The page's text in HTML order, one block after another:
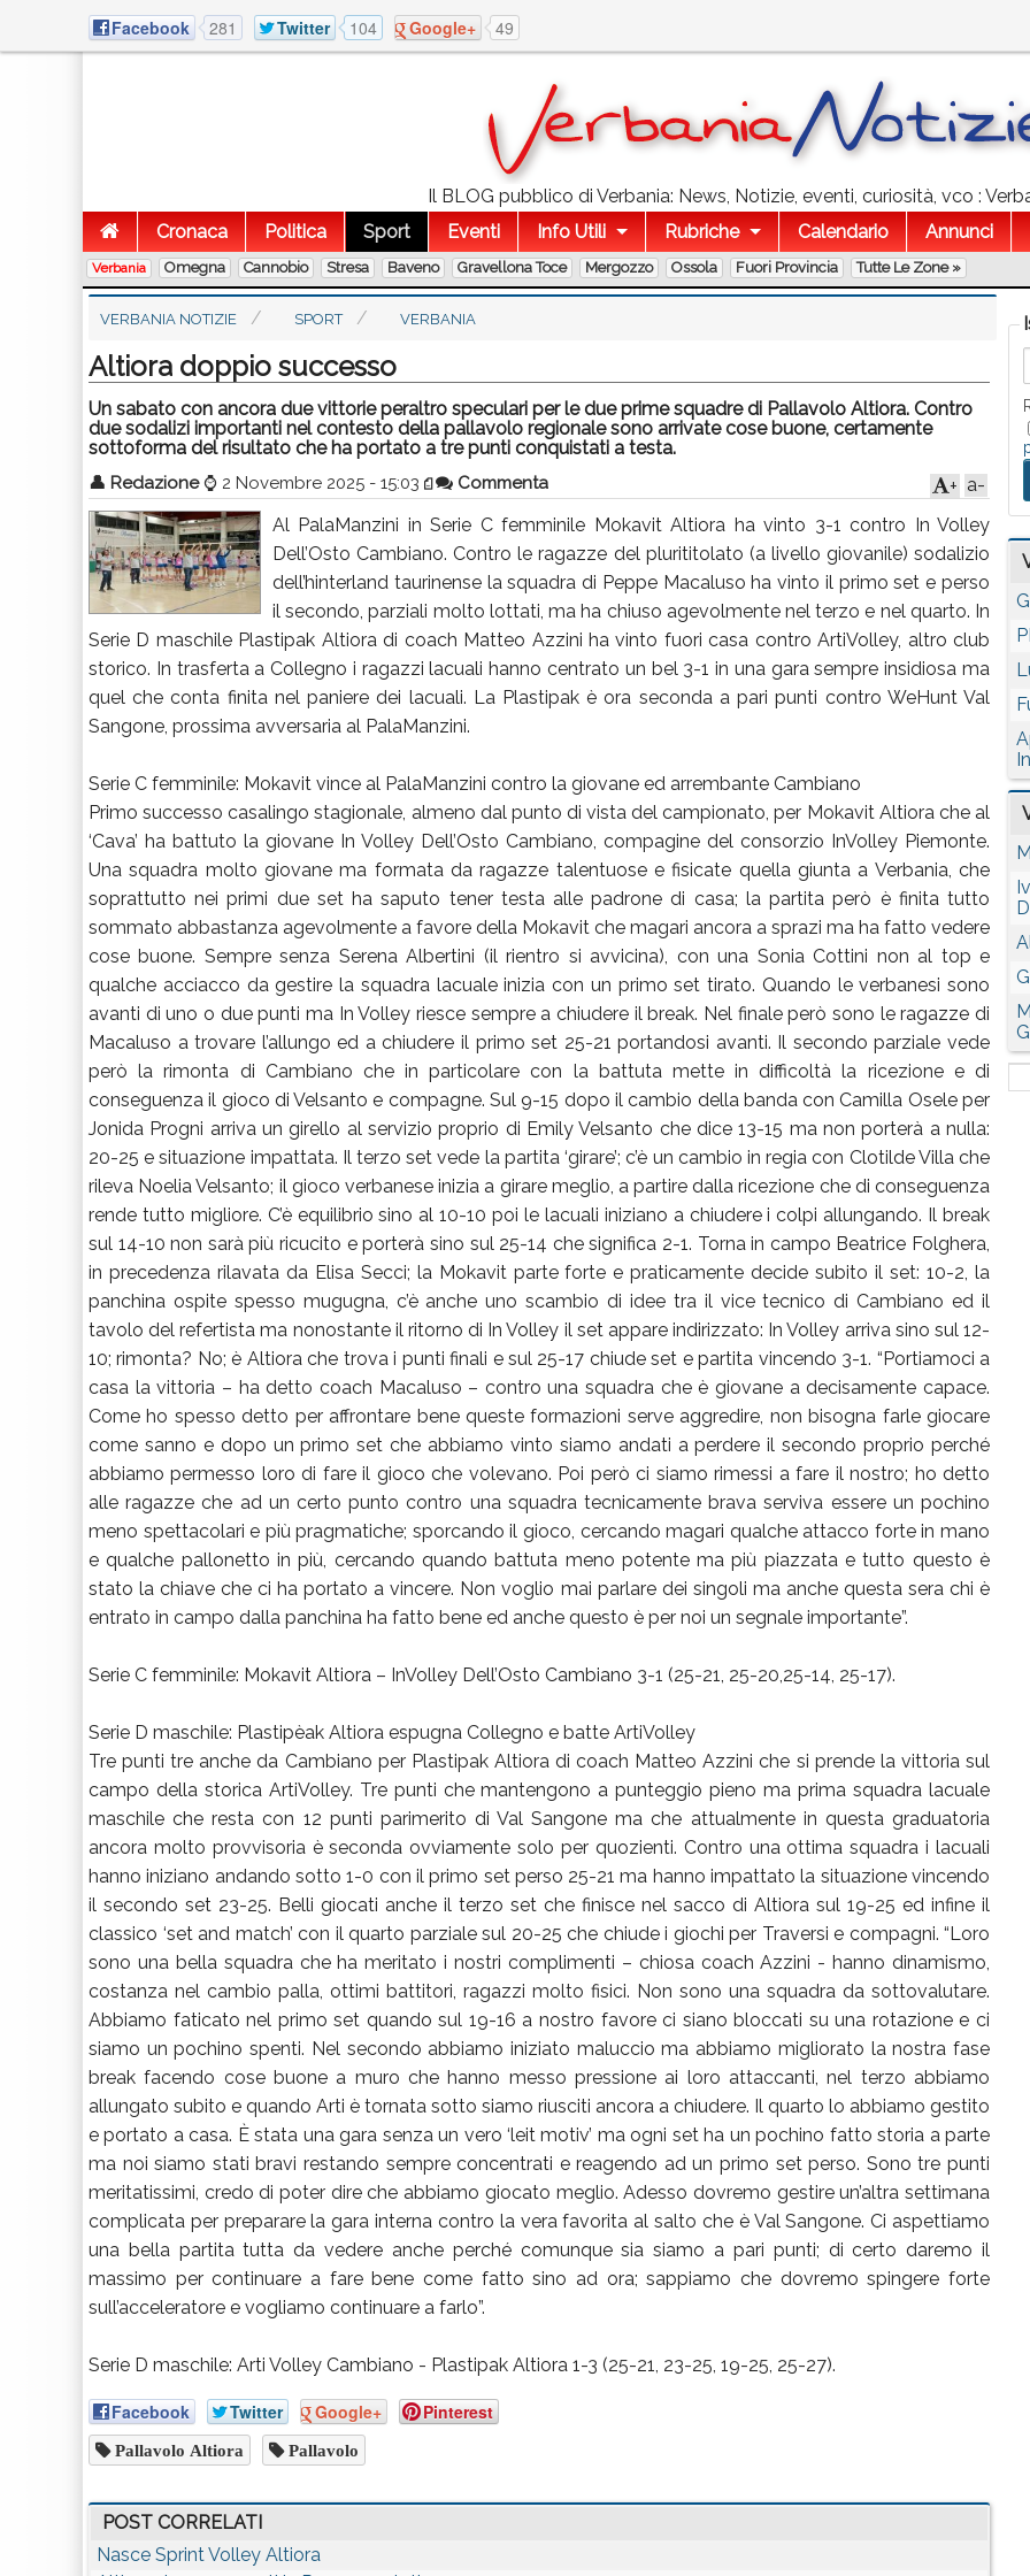
Facebook 281 Twitter 104 Google+ 49
Il BLOG pubblico di Verbania: News, Notizie, eventi, curiosità, vco :
Cronaca
Politica Sport Eventi Info Utili Rubriche Calendario Annunci
Verbania Omegna Cannobio Stresa Baveno Gravellona Toce Mergozzo Ossola Fuori Provincia Tutte Le Zone »
VERBANIA NOTIZIE SPORT VERBANIA
Altiora doppio successo
Un sabato con ancora due vittorie peraltro speculari per le due prime squadre di Pallavolo Altiora. Contro
due sodalizi importanti nel contesto della pallavolo regionale sono arrivate cose buone, certamente
sottoforma del risultato che ha portato a tre punti conquistati a testa.
👤 Redazione ⌚ 2 Novembre 2025 - 15:03 Commenta a-
+
Al PalaManzini in Serie C femminile Mokavit Altiora ha vinto 3-1 contro In Volley
Dell’Osto Cambiano. Contro le ragazze del plurititolato (a livello giovanile) sodalizio
dell’hinterland taurinense la squadra di Peppe Macaluso ha vinto il primo set e perso
il secondo, parziali molto lottati, ma ha chiuso agevolmente nel terzo e nel quarto. In
Serie D maschile Plastipak Altiora di coach Matteo Azzini ha vinto fuori casa contro ArtiVolley, altro club
storico. In trasferta a Collegno i ragazzi lacuali hanno centrato un bel 3-1 in una gara sempre insidiosa ma
quel che conta finita nel paniere dei lacuali. La Plastipak è ora seconda a pari punti contro WeHunt Val
Sangone, prossima avversaria al PalaManzini.
Serie C femminile: Mokavit vince al PalaManzini contro la giovane ed arrembante Cambiano
Primo successo casalingo stagionale, almeno dal punto di vista del campionato, per Mokavit Altiora che al
‘Cava’ ha battuto la giovane In Volley Dell’Osto Cambiano, compagine del consorzio InVolley Piemonte.
Una squadra molto giovane ma formata da ragazze talentuose e fisicate quella giunta a Verbania, che
soprattutto nei primi due set ha saputo tener testa alle padrone di casa; la partita però è finita tutto
sommato abbastanza agevolmente a favore della Mokavit che magari ancora a sprazi ma ha fatto vedere
cose buone. Sempre senza Serena Albertini (il rientro si avvicina), con una Sonia Cottini non al top e
qualche acciacco da gestire la squadra lacuale inizia con un primo set tirato. Quando le verbanesi sono
avanti di uno o due punti ma In Volley riesce sempre a chiudere il break. Nel finale però sono le ragazze di
Macaluso a trovare l’allungo ed a chiudere il primo set 25-21 portandosi avanti. Il secondo parziale vede
però la rimonta di Cambiano che in particolare con la battuta mette in difficoltà la ricezione e di
conseguenza il gioco di Velsanto e compagne. Sul 9-15 dopo il cambio della banda con Camilla Osele per
Jonida Progni arriva un girello al servizio proprio di Emily Velsanto che dice 13-15 ma non porterà a nulla:
20-25 e situazione impattata. Il terzo set vede la partita ‘girare’; c’è un cambio in regia con Clotilde Villa che
rileva Noelia Velsanto; il gioco verbanese inizia a girare meglio, a partire dalla ricezione che di conseguenza
rende tutto migliore. C’è equilibrio sino al 10-10 poi le lacuali iniziano a chiudere i colpi allungando. Il break
sul 14-10 non sarà più ricucito e porterà sino sul 25-14 che significa 2-1. Torna in campo Beatrice Folghera,
in precedenza rilavata da Elisa Secci; la Mokavit parte forte e praticamente decide subito il set: 10-2, la
panchina ospite spesso mugugna, c’è anche uno scambio di idee tra il vice tecnico di Cambiano ed il
tavolo del refertista ma nonostante il ritorno di In Volley il set appare indirizzato: In Volley arriva sino sul 12-
10; rimonta? No; è Altiora che trova i punti finali e sul 25-17 chiude set e partita vincendo 3-1. “Portiamoci a
casa la vittoria – ha detto coach Macaluso – contro una squadra che è giovane a decisamente capace.
Come ho spesso detto per affrontare bene queste formazioni serve aggredire, non bisogna farle giocare
come sanno e dopo un primo set che abbiamo vinto siamo andati a perdere il secondo proprio perché
abbiamo permesso loro di fare il gioco che volevano. Poi però ci siamo rimessi a fare il nostro; ho detto
alle ragazze che ad un certo punto contro una squadra tecnicamente brava serviva essere un pochino
meno spettacolari e più pragmatiche; sporcando il gioco, cercando magari qualche attacco forte in mano
e qualche pallonetto in più, cercando quando battuta meno potente ma più piazzata e tutto questo è
stato la chiave che ci ha portato a vincere. Non voglio mai parlare dei singoli ma anche questa sera chi è
entrato in campo dalla panchina ha fatto bene ed anche questo è per noi un segnale importante”.
Serie C femminile: Mokavit Altiora – InVolley Dell’Osto Cambiano 3-1 (25-21, 25-20,25-14, 25-17).
Serie D maschile: Plastipèak Altiora espugna Collegno e batte ArtiVolley
Tre punti tre anche da Cambiano per Plastipak Altiora di coach Matteo Azzini che si prende la vittoria sul
campo della storica ArtiVolley. Tre punti che mantengono a punteggio pieno ma prima squadra lacuale
maschile che resta con 12 punti parimerito di Val Sangone ma che attualmente in questa graduatoria
ancora molto provvisoria è seconda ovviamente solo per quozienti. Contro una ottima squadra i lacuali
hanno iniziano andando sotto 1-0 con il primo set perso 25-21 ma hanno impattato la situazione vincendo
il secondo set 23-25. Belli giocati anche il terzo set che finisce nel sacco di Altiora sul 19-25 ed infine il
classico ‘set and match’ con il quarto parziale sul 20-25 che chiude i giochi per Traversi e compagni. “Loro
sono una bella squadra che ha meritato i nostri complimenti – chiosa coach Azzini - hanno dinamismo,
costanza nel cambio palla, ottimi battitori, ragazzi molto fisici. Non sono una squadra da sottovalutare.
Abbiamo faticato nel primo set quando sul 19-16 a nostro favore ci siano bloccati su una rotazione e ci
siamo un pochino spenti. Nel secondo abbiamo iniziato maluccio ma abbiamo migliorato la nostra fase
break facendo cose buone a muro che hanno messo pressione ai loro attaccanti, nel terzo abbiamo
allungato subito e quando Arti è tornata sotto siamo riusciti ancora a chiudere. Il quarto lo abbiamo gestito
e portato a casa. È stata una gara senza un vero ‘leit motiv’ ma ogni set ha un pochino fatto storia a parte
ma noi siamo stati bravi restando sempre concentrati e reagendo ad un primo set perso. Sono tre punti
meritatissimi, credo di poter dire che abbiamo giocato meglio. Adesso dovremo gestire un’altra settimana
complicata per preparare la gara interna contro la vera favorita al salto che è Val Sangone. Ci aspettiamo
una bella partita tutta da vedere anche perché comunque sia siamo a pari punti; di certo daremo il
massimo per continuare a fare bene come fatto sino ad ora; sappiamo che dovremo spingere forte
sull’acceleratore e vogliamo continuare a farlo”.
Serie D maschile: Arti Volley Cambiano - Plastipak Altiora 1-3 (25-21, 23-25, 19-25, 25-27).
Facebook Twitter Google+ Pinterest
Pallavolo Altiora Pallavolo
POST CORRELATI
Nasce Sprint Volley Altiora